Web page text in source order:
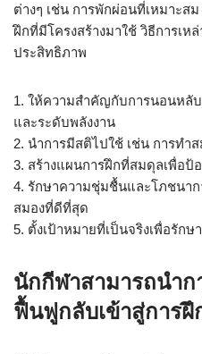
ต่างๆ เช่น การพักผ่อนที่เหมาะส
ฝึกที่มีโครงสร้างมาใช้ วิธีการเห
ประสิทธิภาพ
1. ให้ความสำคัญกับการนอนหลั
และระดับพลังงาน
2. นำการมีสติไปใช้ เช่น การทำ
3. สร้างแผนการฝึกที่สมดุลเพื่อป้
4. รักษาความชุ่มชื้นและโภชนาก
สมองที่ดีที่สุด
5. ตั้งเป้าหมายที่เป็นจริงเพื่อรักษ
นักกีฬาสามารถนำ
ฟื้นฟูกลับเข้าสู่การฝึ